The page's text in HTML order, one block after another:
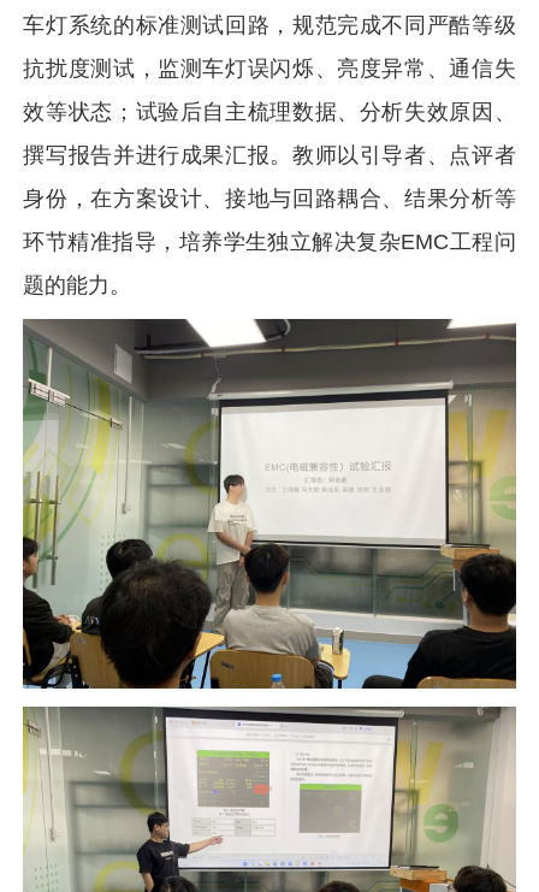
车灯系统的标准测试回路，规范完成不同严酷等级
抗扰度测试，监测车灯误闪烁、亮度异常、通信失
效等状态；试验后自主梳理数据、分析失效原因、
撰写报告并进行成果汇报。教师以引导者、点评者
身份，在方案设计、接地与回路耦合、结果分析等
环节精准指导，培养学生独立解决复杂EMC工程问
题的能力。